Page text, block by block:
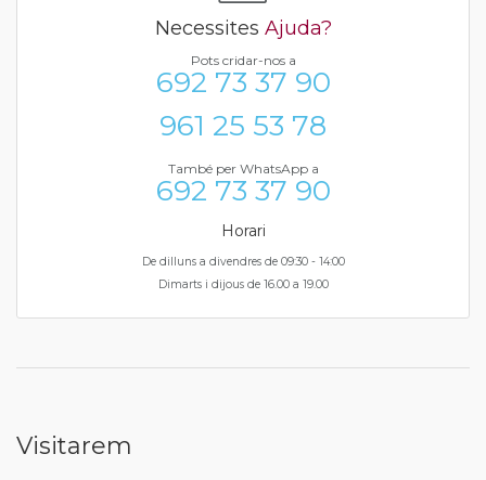
Necessites Ajuda?
Pots cridar-nos a
692 73 37 90
961 25 53 78
També per WhatsApp a
692 73 37 90
Horari
De dilluns a divendres de 09:30 - 14:00
Dimarts i dijous de 16.00 a 19.00
Visitarem